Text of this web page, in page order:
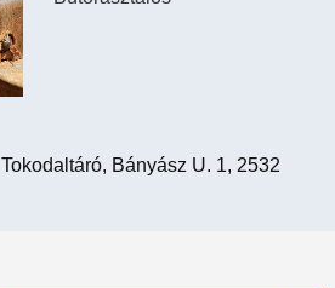
Tokodaltáró, Bányász U. 1, 2532